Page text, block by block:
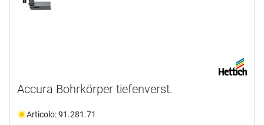
Accura Bohrkörper tiefenverst.
Articolo: 91.281.71